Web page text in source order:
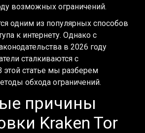
возможных ограничений.
одним из популярных способов
к интернету. Однако с
в 2026 году
сталкиваются с
этой статье мы разберем
обхода ограничений.
причины
Kraken Tor